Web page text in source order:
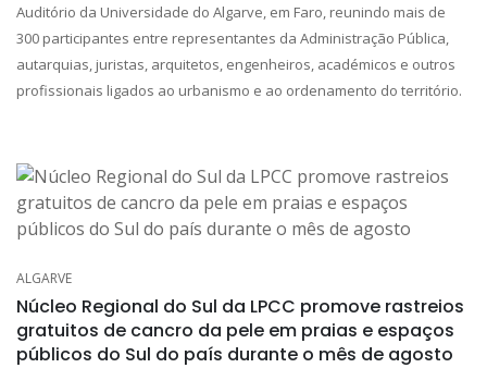
Auditório da Universidade do Algarve, em Faro, reunindo mais de
300 participantes entre representantes da Administração Pública,
autarquias, juristas, arquitetos, engenheiros, académicos e outros
profissionais ligados ao urbanismo e ao ordenamento do território.
ALGARVE
Núcleo Regional do Sul da LPCC promove rastreios
gratuitos de cancro da pele em praias e espaços
públicos do Sul do país durante o mês de agosto